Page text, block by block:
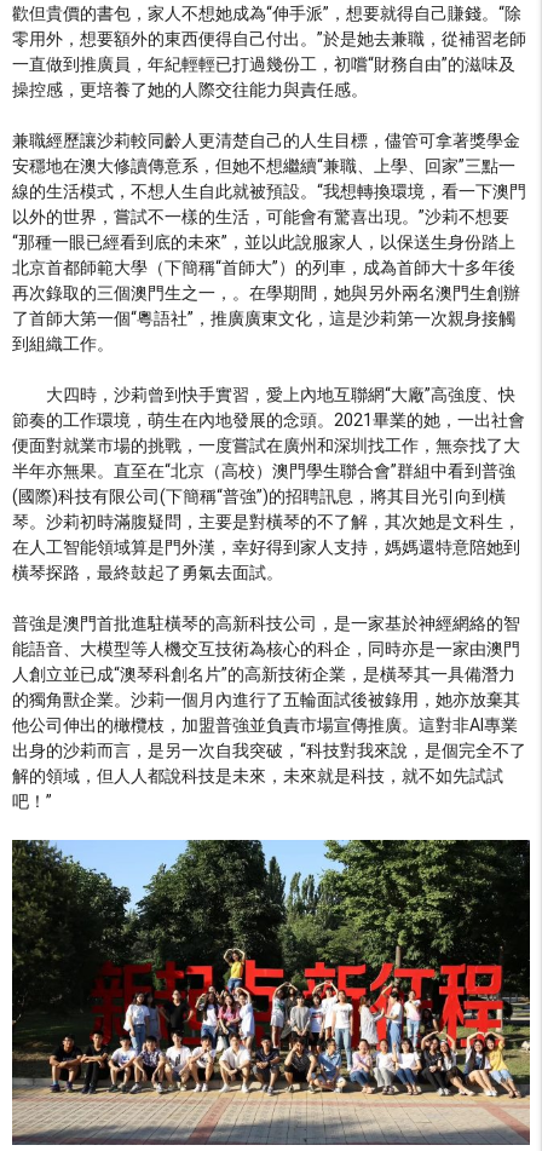
歡但貴價的書包，家人不想她成為“伸手派”，想要就得自己賺錢。“除
零用外，想要額外的東西便得自己付出。”於是她去兼職，從補習老師
一直做到推廣員，年紀輕輕已打過幾份工，初嚐“財務自由”的滋味及
操控感，更培養了她的人際交往能力與責任感。
兼職經歷讓沙莉較同齡人更清楚自己的人生目標，儘管可拿著獎學金
安穩地在澳大修讀傳意系，但她不想繼續“兼職、上學、回家”三點一
線的生活模式，不想人生自此就被預設。“我想轉換環境，看一下澳門
以外的世界，嘗試不一樣的生活，可能會有驚喜出現。”沙莉不想要
“那種一眼已經看到底的未來”，並以此說服家人，以保送生身份踏上
北京首都師範大學（下簡稱“首師大”）的列車，成為首師大十多年後
再次錄取的三個澳門生之一，。在學期間，她與另外兩名澳門生創辦
了首師大第一個“粵語社”，推廣廣東文化，這是沙莉第一次親身接觸
到組織工作。
大四時，沙莉曾到快手實習，愛上內地互聯網“大廠”高強度、快
節奏的工作環境，萌生在內地發展的念頭。2021畢業的她，一出社會
便面對就業市場的挑戰，一度嘗試在廣州和深圳找工作，無奈找了大
半年亦無果。直至在“北京（高校）澳門學生聯合會”群組中看到普強
(國際)科技有限公司(下簡稱“普強”)的招聘訊息，將其目光引向到橫
琴。沙莉初時滿腹疑問，主要是對橫琴的不了解，其次她是文科生，
在人工智能領域算是門外漢，幸好得到家人支持，媽媽還特意陪她到
橫琴探路，最終鼓起了勇氣去面試。
普強是澳門首批進駐橫琴的高新科技公司，是一家基於神經網絡的智
能語音、大模型等人機交互技術為核心的科企，同時亦是一家由澳門
人創立並已成“澳琴科創名片”的高新技術企業，是橫琴其一具備潛力
的獨角獸企業。沙莉一個月內進行了五輪面試後被錄用，她亦放棄其
他公司伸出的橄欖枝，加盟普強並負責市場宣傳推廣。這對非AI專業
出身的沙莉而言，是另一次自我突破，“科技對我來說，是個完全不了
解的領域，但人人都說科技是未來，未來就是科技，就不如先試試
吧！”